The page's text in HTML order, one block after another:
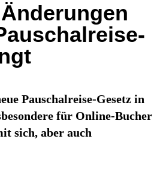
Pauschalreise-Gesetz in
für Online-Bucher
sich, aber auch